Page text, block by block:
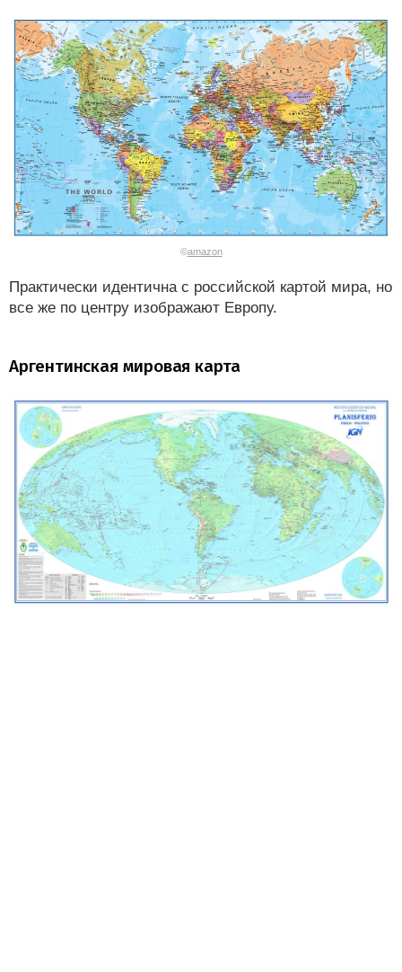
©amazon
Практически идентична с российской картой мира, но
все же по центру изображают Европу.
Аргентинская мировая карта